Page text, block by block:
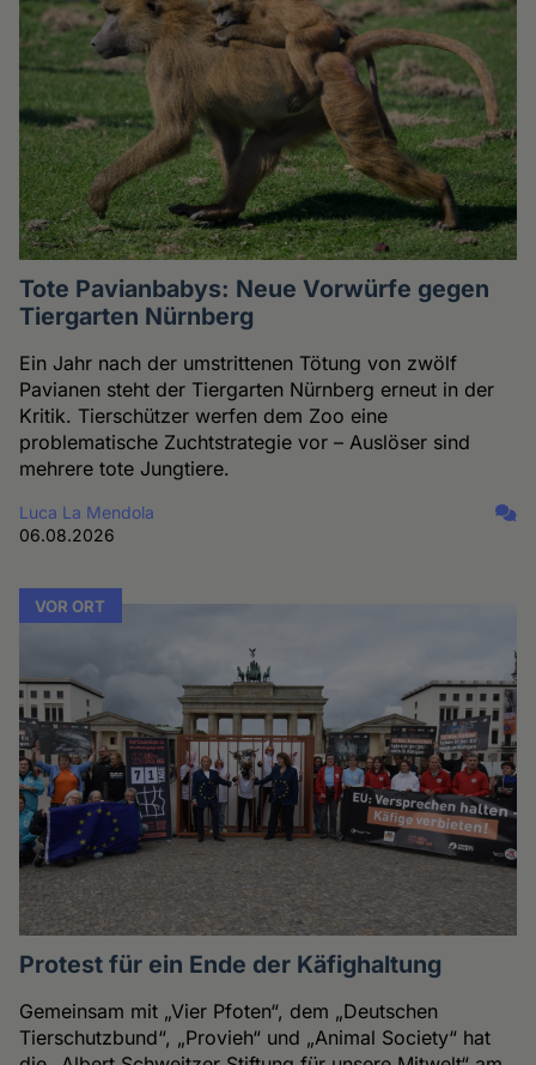
Tote Pavianbabys: Neue Vorwürfe gegen
Tiergarten Nürnberg
Ein Jahr nach der umstrittenen Tötung von zwölf
Pavianen steht der Tiergarten Nürnberg erneut in der
Kritik. Tierschützer werfen dem Zoo eine
problematische Zuchtstrategie vor – Auslöser sind
mehrere tote Jungtiere.
Luca La Mendola
06.08.2026
VOR ORT
Protest für ein Ende der Käfighaltung
Gemeinsam mit „Vier Pfoten“, dem „Deutschen
Tierschutzbund“, „Provieh“ und „Animal Society“ hat